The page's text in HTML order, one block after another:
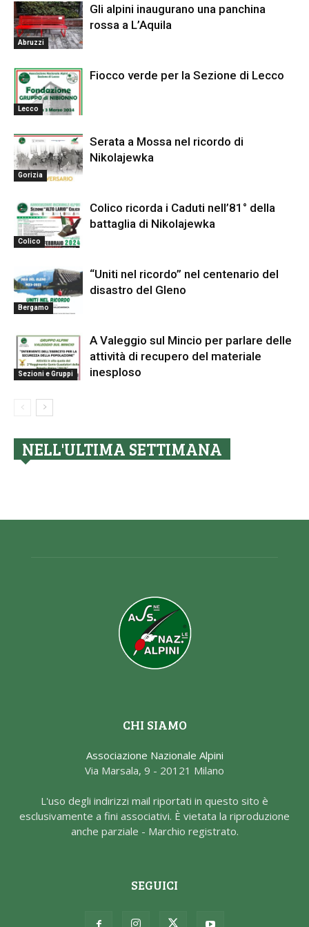
Abruzzi
Gli alpini inaugurano una panchina
rossa a L’Aquila
Lecco
Fiocco verde per la Sezione di Lecco
Gorizia
Serata a Mossa nel ricordo di
Nikolajewka
Colico
Colico ricorda i Caduti nell’81° della
battaglia di Nikolajewka
Bergamo
“Uniti nel ricordo” nel centenario del
disastro del Gleno
Sezioni e Gruppi
A Valeggio sul Mincio per parlare delle
attività di recupero del materiale
inesploso
NELL'ULTIMA SETTIMANA
CHI SIAMO
Associazione Nazionale Alpini
Via Marsala, 9 - 20121 Milano
L'uso degli indirizzi mail riportati in questo sito è
esclusivamente a fini associativi. È vietata la riproduzione
anche parziale - Marchio registrato.
SEGUICI